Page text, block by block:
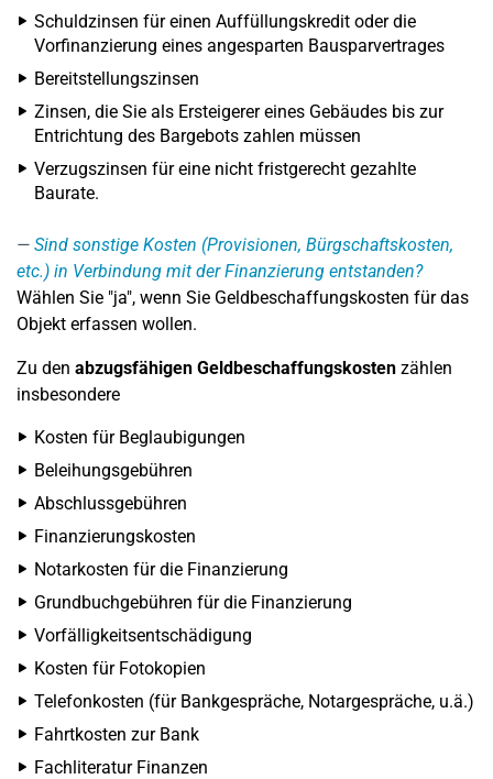
Schuldzinsen für einen Auffüllungskredit oder die
Vorfinanzierung eines angesparten Bausparvertrages
Bereitstellungszinsen
Zinsen, die Sie als Ersteigerer eines Gebäudes bis zur
Entrichtung des Bargebots zahlen müssen
Verzugszinsen für eine nicht fristgerecht gezahlte
Baurate.
Sind sonstige Kosten (Provisionen, Bürgschaftskosten,
etc.) in Verbindung mit der Finanzierung entstanden?
Wählen Sie "ja", wenn Sie Geldbeschaffungskosten für das
Objekt erfassen wollen.
Zu den abzugsfähigen Geldbeschaffungskosten zählen
insbesondere
Kosten für Beglaubigungen
Beleihungsgebühren
Abschlussgebühren
Finanzierungskosten
Notarkosten für die Finanzierung
Grundbuchgebühren für die Finanzierung
Vorfälligkeitsentschädigung
Kosten für Fotokopien
Telefonkosten (für Bankgespräche, Notargespräche, u.ä.)
Fahrtkosten zur Bank
Fachliteratur Finanzen